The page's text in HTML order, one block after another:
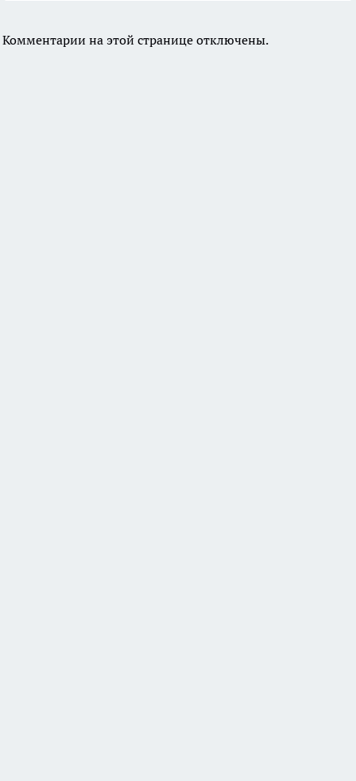
Комментарии на этой странице отключены.